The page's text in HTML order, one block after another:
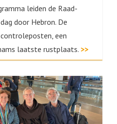
leiden de Raad-
door Hebron. De
een
laatste rustplaats. >>